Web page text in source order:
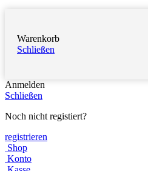
Warenkorb
Schließen
Anmelden
Schließen
Noch nicht registiert?
registrieren
Shop
Konto